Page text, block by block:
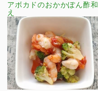
アボカドのおかかぽん酢和
え